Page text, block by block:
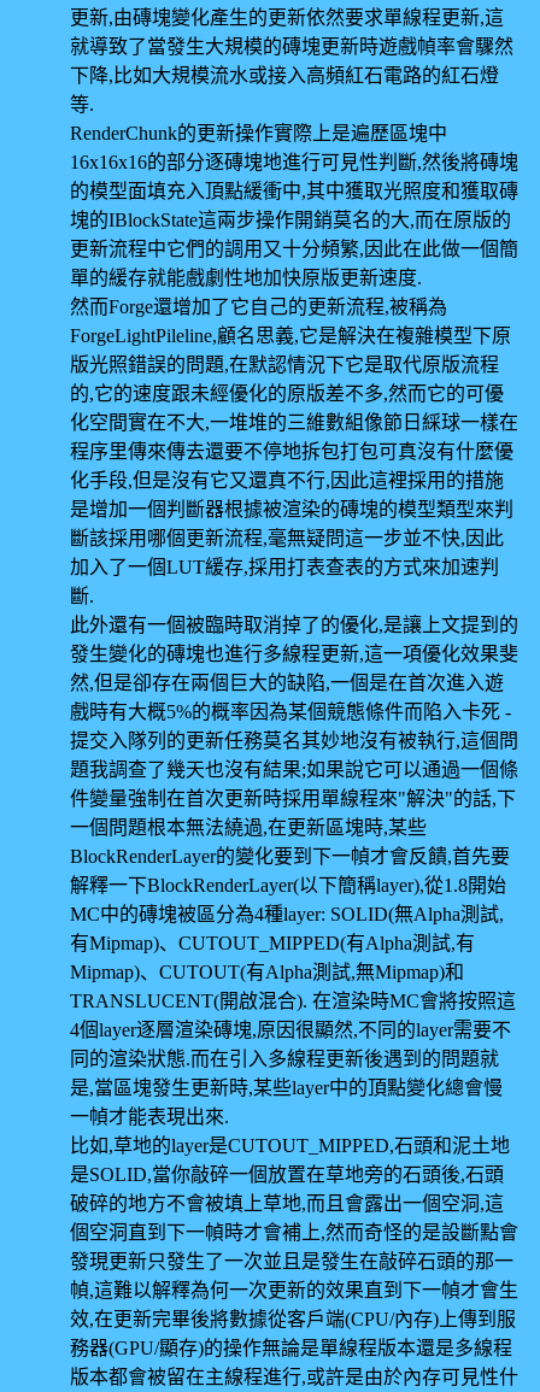
更新,由磚塊變化產生的更新依然要求單線程更新,這
就導致了當發生大規模的磚塊更新時遊戲幀率會驟然
下降,比如大規模流水或接入高頻紅石電路的紅石燈
等.
RenderChunk的更新操作實際上是遍歷區塊中
16x16x16的部分逐磚塊地進行可見性判斷,然後將磚塊
的模型面填充入頂點緩衝中,其中獲取光照度和獲取磚
塊的IBlockState這兩步操作開銷莫名的大,而在原版的
更新流程中它們的調用又十分頻繁,因此在此做一個簡
單的緩存就能戲劇性地加快原版更新速度.
然而Forge還增加了它自己的更新流程,被稱為
ForgeLightPileline,顧名思義,它是解決在複雜模型下原
版光照錯誤的問題,在默認情況下它是取代原版流程
的,它的速度跟未經優化的原版差不多,然而它的可優
化空間實在不大,一堆堆的三維數組像節日綵球一樣在
程序里傳來傳去還要不停地拆包打包可真沒有什麼優
化手段,但是沒有它又還真不行,因此這裡採用的措施
是增加一個判斷器根據被渲染的磚塊的模型類型來判
斷該採用哪個更新流程,毫無疑問這一步並不快,因此
加入了一個LUT緩存,採用打表查表的方式來加速判
斷.
此外還有一個被臨時取消掉了的優化,是讓上文提到的
發生變化的磚塊也進行多線程更新,這一項優化效果斐
然,但是卻存在兩個巨大的缺陷,一個是在首次進入遊
戲時有大概5%的概率因為某個競態條件而陷入卡死 -
提交入隊列的更新任務莫名其妙地沒有被執行,這個問
題我調查了幾天也沒有結果;如果說它可以通過一個條
件變量強制在首次更新時採用單線程來"解決"的話,下
一個問題根本無法繞過,在更新區塊時,某些
BlockRenderLayer的變化要到下一幀才會反饋,首先要
解釋一下BlockRenderLayer(以下簡稱layer),從1.8開始
MC中的磚塊被區分為4種layer: SOLID(無Alpha測試,
有Mipmap)、CUTOUT_MIPPED(有Alpha測試,有
Mipmap)、CUTOUT(有Alpha測試,無Mipmap)和
TRANSLUCENT(開啟混合). 在渲染時MC會將按照這
4個layer逐層渲染磚塊,原因很顯然,不同的layer需要不
同的渲染狀態.而在引入多線程更新後遇到的問題就
是,當區塊發生更新時,某些layer中的頂點變化總會慢
一幀才能表現出來.
比如,草地的layer是CUTOUT_MIPPED,石頭和泥土地
是SOLID,當你敲碎一個放置在草地旁的石頭後,石頭
破碎的地方不會被填上草地,而且會露出一個空洞,這
個空洞直到下一幀時才會補上,然而奇怪的是設斷點會
發現更新只發生了一次並且是發生在敲碎石頭的那一
幀,這難以解釋為何一次更新的效果直到下一幀才會生
效,在更新完畢後將數據從客戶端(CPU/內存)上傳到服
務器(GPU/顯存)的操作無論是單線程版本還是多線程
版本都會被留在主線程進行,或許是由於內存可見性什